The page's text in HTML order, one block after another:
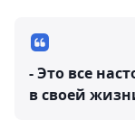
- Это все
в своей